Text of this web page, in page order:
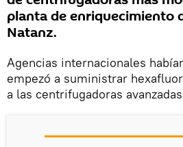
planta de enriquecimiento
Natanz.
Agencias internacionales
empezó a suministrar
a las centrifugadoras